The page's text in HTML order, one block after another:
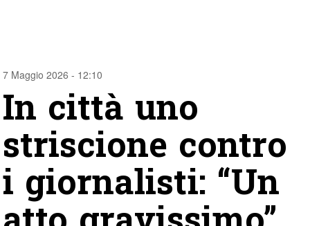
7 Maggio 2026 - 12:10
In città uno
striscione contro
i giornalisti: “Un